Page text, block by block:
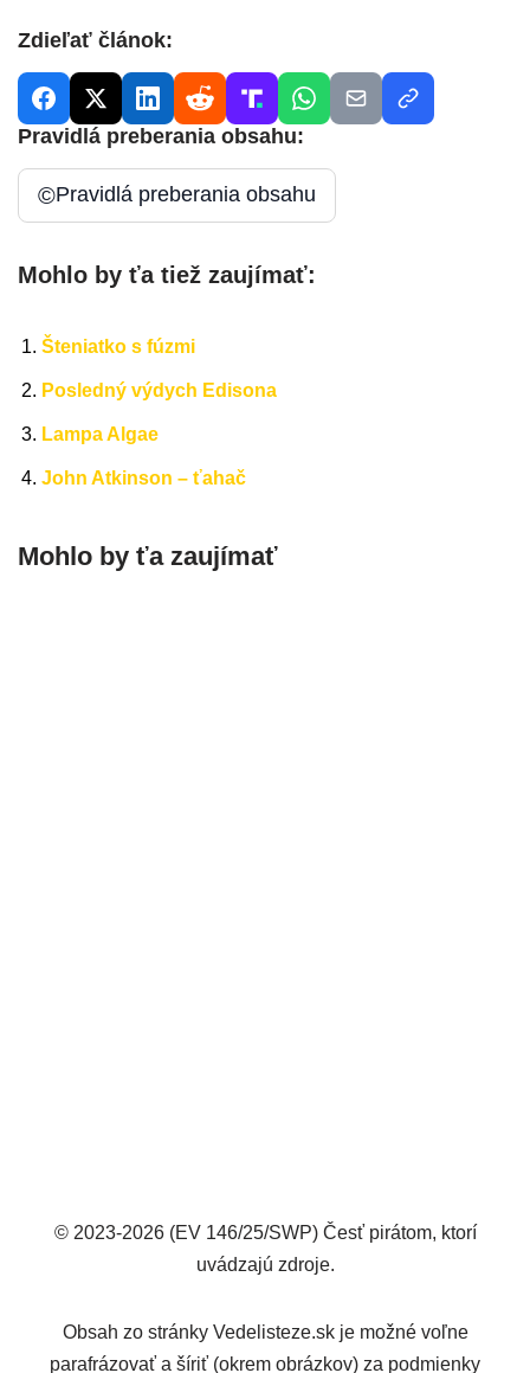
Zdieľať článok:
Pravidlá preberania obsahu:
©Pravidlá preberania obsahu
Mohlo by ťa tiež zaujímať:
Šteniatko s fúzmi
Posledný výdych Edisona
Lampa Algae
John Atkinson – ťahač
Mohlo by ťa zaujímať
© 2023-2026 (EV 146/25/SWP) Česť pirátom, ktorí
uvádzajú zdroje.
Obsah zo stránky Vedelisteze.sk je možné voľne
parafrázovať a šíriť (okrem obrázkov) za podmienky